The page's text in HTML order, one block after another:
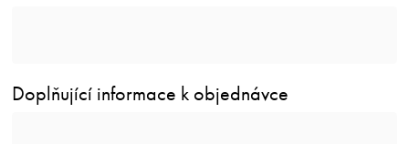
Doplňující informace k objednávce